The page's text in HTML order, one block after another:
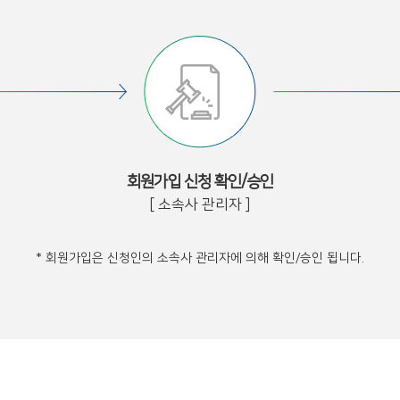
회원가입 신청 확인/승인
[ 소속사 관리자 ]
* 회원가입은 신청인의 소속사 관리자에 의해 확인/승인 됩니다.